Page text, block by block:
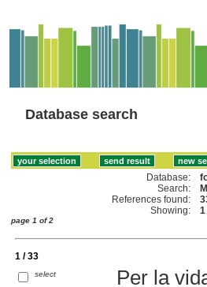
Database search
Database:
Search:
References found:
Showing:
1
page 1 of 2
1 / 33
select Per la